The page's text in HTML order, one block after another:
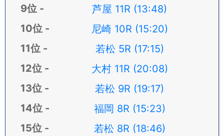
芦屋 11R (13:48)
尼崎 10R (15:20)
若松 5R (17:15)
大村 11R (20:08)
若松 9R (19:17)
福岡 8R (15:23)
若松 8R (18:46)